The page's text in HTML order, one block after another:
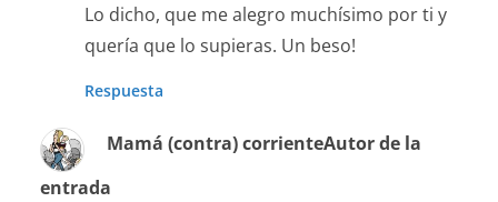
Lo dicho, que me alegro muchísimo por ti y
quería que lo supieras. Un beso!
Respuesta
Mamá (contra) corrienteAutor de la
entrada